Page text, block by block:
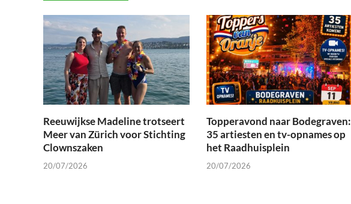
Reeuwijkse Madeline trotseert
Meer van Zürich voor Stichting
Clownszaken
20/07/2026
Topperavond naar Bodegraven:
35 artiesten en tv-opnames op
het Raadhuisplein
20/07/2026